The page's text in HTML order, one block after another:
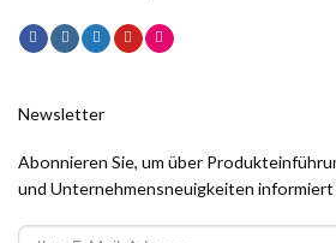
Newsletter
Abonnieren Sie, um über
und Unternehmensneuigkeiten informiert